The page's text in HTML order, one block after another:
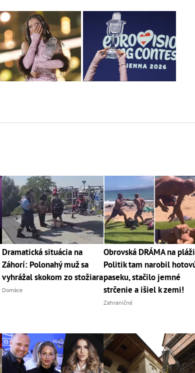
Dramatická situácia na
Záhorí: Polonahý muž sa
vyhrážal skokom zo stožiara
Domáce
Obrovská DRÁMA na
Politik tam narobil
paseku, stačilo jemné
strčenie a išiel k zemi!
Zahraničné